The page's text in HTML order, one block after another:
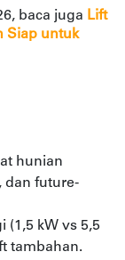
baca juga Lift
Siap untuk
hunian
dan future-
(1,5 kW vs 5,5
tambahan.